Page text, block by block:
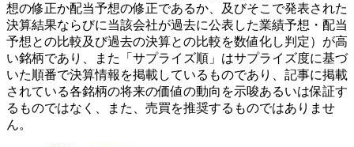
想の修正か配当予想の修正であるか、及びそこで発表された
決算結果ならびに当該会社が過去に公表した業績予想・配当
予想との比較及び過去の決算との比較を数値化し判定）が高
い銘柄であり、また「サプライズ順」はサプライズ度に基づ
いた順番で決算情報を掲載しているものであり、記事に掲載
されている各銘柄の将来の価値の動向を示唆あるいは保証す
るものではなく、また、売買を推奨するものではありませ
ん。